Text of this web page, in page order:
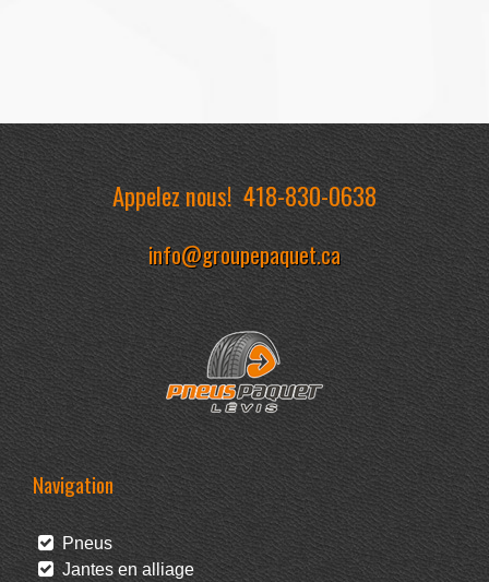
Appelez nous!418-830-0638
info@groupepaquet.ca
Navigation
Pneus
Jantes en alliage